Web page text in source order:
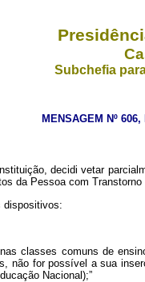
Subchefia
MENSAGEM Nº
decidi vetar
da Pessoa com
dispositivos:
classes comuns de
não for possível a sua
Nacional);”